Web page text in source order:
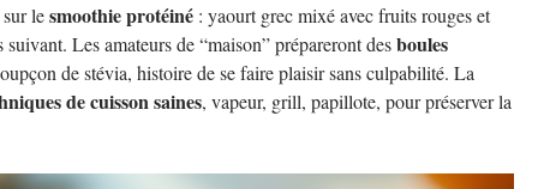
lesmoothie protéiné : yaourt grec mixé avec fruits rouges et
Les amateurs de “maison” prépareront desboules
de stévia, histoire de se faire plaisir sans culpabilité. La
de cuisson saines, vapeur, grill, papillote, pour préserver la